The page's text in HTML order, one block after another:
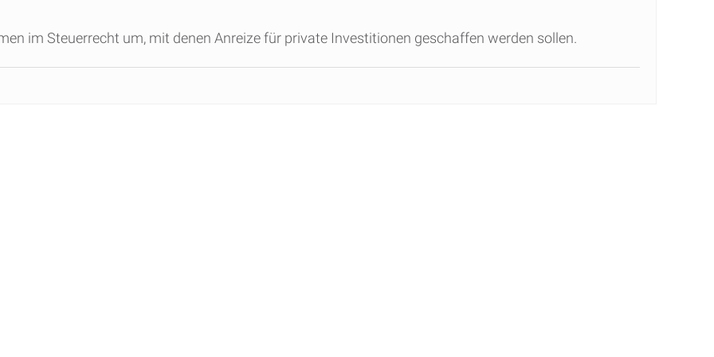
im Steuerrecht um, mit denen Anreize für private Investitionen geschaffen werden sollen.